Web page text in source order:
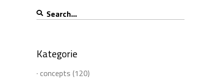
Search
for:
Kategorie
· concepts (120)